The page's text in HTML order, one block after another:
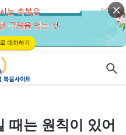
어야 한다
때는 원칙이 있어